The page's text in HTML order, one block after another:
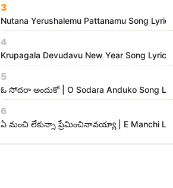
t
r
i
e
s
3
Nutana Yerushalemu Pattanamu Song
4
Krupagala Devudavu New Year Song Lyrics
5
ఓ సోదరా అందుకో | O Sodara Anduko Song
6
ఏ మంచి లేకున్నా ప్రేమించినావయ్యా | E Manchi